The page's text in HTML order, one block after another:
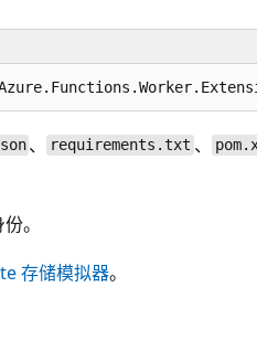
、 requirements.txt 、
。
存储模拟器。